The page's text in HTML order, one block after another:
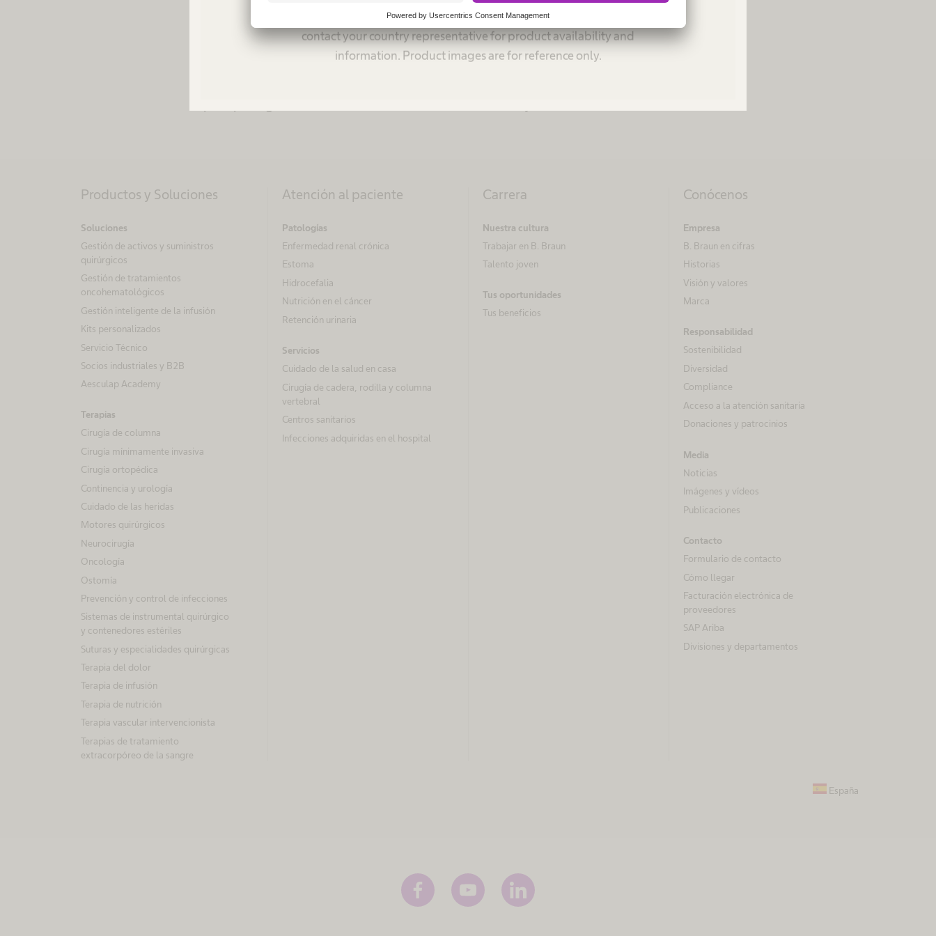
regions. Indications of use also may vary by country and region. Please
contact your country representative for product availability and
information. Product images are for reference only.
de Tecnología de la Información y Seguridad de Comunicaciones de la compañía han
dedicado meses de esfuerzo para cumplir con los requisitos, incluyendo la definición de
políticas de seguridad, análisis de riesgos y desarrollo de un Plan de Mejora continua.
Productos y Soluciones
Soluciones
Gestión de activos y suministros
quirúrgicos
Gestión de tratamientos
oncohematológicos
Gestión inteligente de la infusión
Kits personalizados
Servicio Técnico
Socios industriales y B2B
Aesculap Academy
Terapias
Cirugía de columna
Cirugía mínimamente invasiva
Cirugía ortopédica
Continencia y urología
Cuidado de las heridas
Motores quirúrgicos
Neurocirugía
Oncología
Ostomía
Prevención y control de infecciones
Sistemas de instrumental quirúrgico
y contenedores estériles
Suturas y especialidades quirúrgicas
Terapia del dolor
Terapia de infusión
Terapia de nutrición
Terapia vascular intervencionista
Terapias de tratamiento
extracorpóreo de la sangre
Atención al paciente
Patologías
Enfermedad renal crónica
Estoma
Hidrocefalia
Nutrición en el cáncer
Retención urinaria
Servicios
Cuidado de la salud en casa
Cirugía de cadera, rodilla y columna
vertebral
Centros sanitarios
Infecciones adquiridas en el hospital
Carrera
Nuestra cultura
Trabajar en B. Braun
Talento joven
Tus oportunidades
Tus beneficios
Conócenos
Empresa
B. Braun en cifras
Historias
Visión y valores
Marca
Responsabilidad
Sostenibilidad
Diversidad
Compliance
Acceso a la atención sanitaria
Donaciones y patrocinios
Media
Noticias
Imágenes y vídeos
Publicaciones
Contacto
Formulario de contacto
Cómo llegar
Facturación electrónica de
proveedores
SAP Ariba
Divisiones y departamentos
España